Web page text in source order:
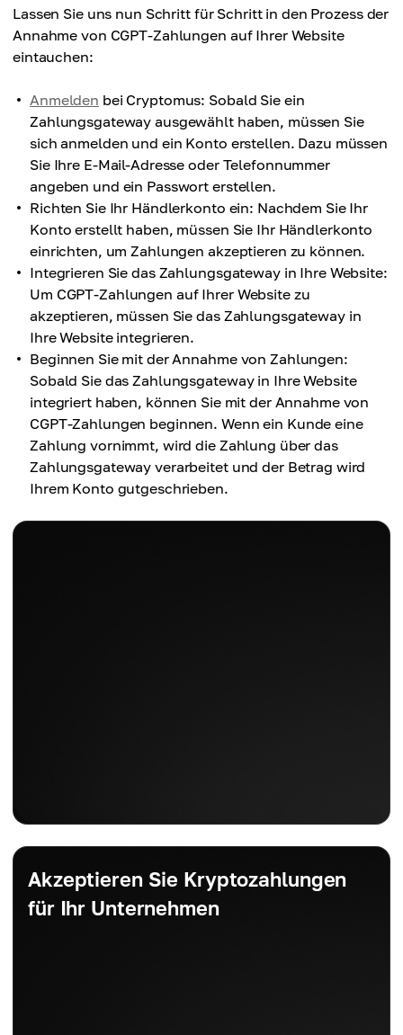
Lassen Sie uns nun Schritt für Schritt in den Prozess der
Annahme von CGPT-Zahlungen auf Ihrer Website
eintauchen:
Anmelden bei Cryptomus: Sobald Sie ein
Zahlungsgateway ausgewählt haben, müssen Sie
sich anmelden und ein Konto erstellen. Dazu müssen
Sie Ihre E-Mail-Adresse oder Telefonnummer
angeben und ein Passwort erstellen.
Richten Sie Ihr Händlerkonto ein: Nachdem Sie Ihr
Konto erstellt haben, müssen Sie Ihr Händlerkonto
einrichten, um Zahlungen akzeptieren zu können.
Integrieren Sie das Zahlungsgateway in Ihre Website:
Um CGPT-Zahlungen auf Ihrer Website zu
akzeptieren, müssen Sie das Zahlungsgateway in
Ihre Website integrieren.
Beginnen Sie mit der Annahme von Zahlungen:
Sobald Sie das Zahlungsgateway in Ihre Website
integriert haben, können Sie mit der Annahme von
CGPT-Zahlungen beginnen. Wenn ein Kunde eine
Zahlung vornimmt, wird die Zahlung über das
Zahlungsgateway verarbeitet und der Betrag wird
Ihrem Konto gutgeschrieben.
Akzeptieren Sie Kryptozahlungen
für Ihr Unternehmen